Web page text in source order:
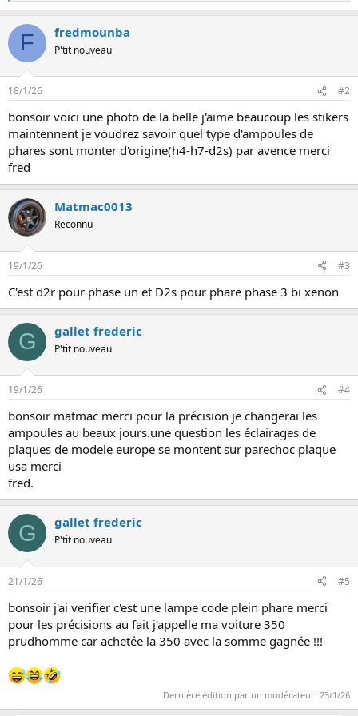
n
e
r
a
i
n
s
:
F fredmounba
P'tit nouveau
18/1/26 #2
bonsoir voici une photo de la belle j'aime beaucoup les stikers
maintennent je voudrez savoir quel type d'ampoules de
phares sont monter d'origine(h4-h7-d2s) par avence merci
fred
Matmac0013
Reconnu
19/1/26 #3
C'est d2r pour phase un et D2s pour phare phase 3 bi xenon
G gallet frederic
P'tit nouveau
19/1/26 #4
bonsoir matmac merci pour la précision je changerai les
ampoules au beaux jours.une question les éclairages de
plaques de modele europe se montent sur parechoc plaque
usa merci
fred.
G gallet frederic
P'tit nouveau
21/1/26 #5
bonsoir j'ai verifier c'est une lampe code plein phare merci
pour les précisions au fait j'appelle ma voiture 350
prudhomme car achetée la 350 avec la somme gagnée !!!
Dernière édition par un modérateur: 23/1/26